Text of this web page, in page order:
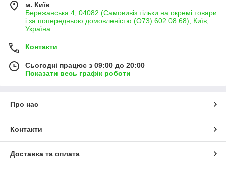
м. Київ
Бережанська 4, 04082 (Самовивіз тільки на окремі товари
і за попередньою домовленістю (О73) 602 08 68), Київ,
Україна
Контакти
Сьогодні працює з 09:00 до 20:00
Показати весь графік роботи
Про нас
Контакти
Доставка та оплата